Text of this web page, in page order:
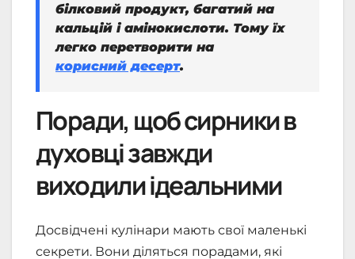
білковий продукт, багатий на
кальцій і амінокислоти. Тому їх
легко перетворити на
корисний десерт.
Поради, щоб сирники в
духовці завжди
виходили ідеальними
Досвідчені кулінари мають свої маленькі
секрети. Вони діляться порадами, які